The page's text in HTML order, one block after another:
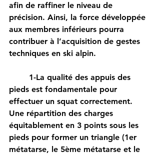
afin de raffiner le niveau de
précision. Ainsi, la force développée
aux membres inférieurs pourra
contribuer à l’acquisition de gestes
techniques en ski alpin.
pieds est fondamentale pour
effectuer un squat correctement.
Une répartition des charges
équitablement en 3 points sous les
pieds pour former un triangle (1er
métatarse, le 5ème métatarse et le